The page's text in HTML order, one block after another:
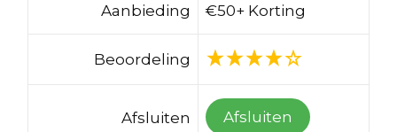
Aanbieding €50+ Korting
Beoordeling
Afsluiten Afsluiten